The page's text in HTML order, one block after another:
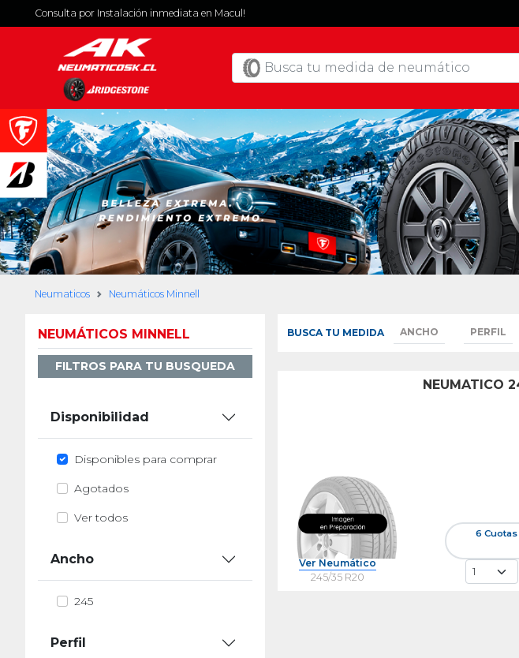
Consulta por Instalación inmediata en Macul!
Neumaticos Neumáticos Minnell
NEUMÁTICOS MINNELL
FILTROS PARA TU BUSQUEDA
Disponibilidad
Disponibles para comprar
Agotados
Ver todos
Ancho
245
Perfil
BUSCA TU MEDIDA
NEUMATICO
6
Ver Neumático
245/35 R20